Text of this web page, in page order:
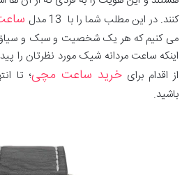
کنند. در این مطلب شما را با 13 مدل
می کنیم که هر یک شخصیت و سبک و سیاق
اینکه ساعت مردانه شیک مورد نظرتان را
از اقدام برایخرید ساعت مچی؛ تا
باشید.